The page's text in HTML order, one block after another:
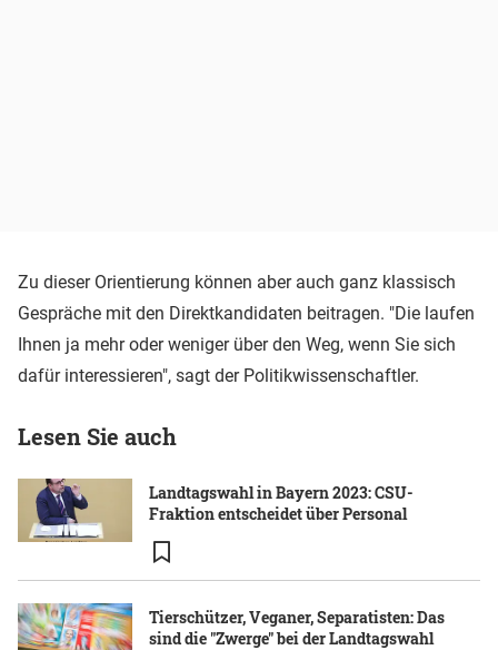
Zu dieser Orientierung können aber auch ganz klassisch
Gespräche mit den Direktkandidaten beitragen. "Die laufen
Ihnen ja mehr oder weniger über den Weg, wenn Sie sich
dafür interessieren", sagt der Politikwissenschaftler.
Lesen Sie auch
Landtagswahl in Bayern 2023: CSU-
Fraktion entscheidet über Personal
Tierschützer, Veganer, Separatisten: Das
sind die "Zwerge" bei der Landtagswahl